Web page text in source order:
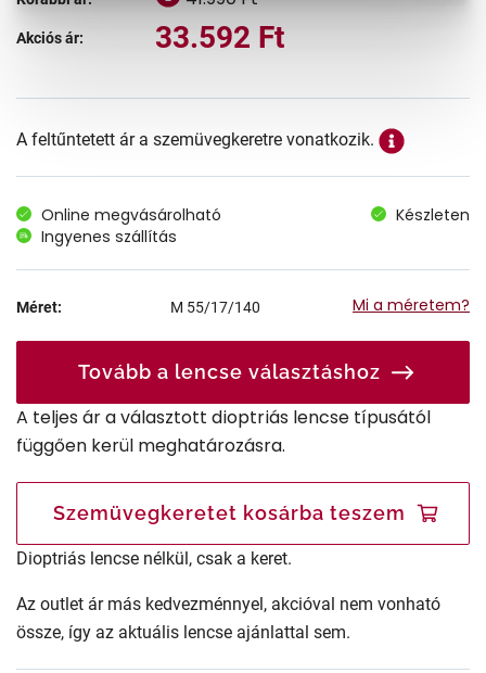
Akciós ár: 33.592 Ft
A feltűntetett ár a szemüvegkeretre vonatkozik.
Online megvásárolható
Készleten
Ingyenes szállítás
Méret: M 55/17/140 Mi a méretem?
Tovább a lencse választáshoz
A teljes ár a választott dioptriás lencse típusától
függően kerül meghatározásra.
Szemüvegkeretet kosárba teszem
Dioptriás lencse nélkül, csak a keret.
Az outlet ár más kedvezménnyel, akcióval nem vonható
össze, így az aktuális lencse ajánlattal sem.